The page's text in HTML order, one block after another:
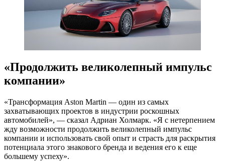
«Продолжить великолепный импульс
компании»
«Трансформация Aston Martin — один из самых
захватывающих проектов в индустрии роскошных
автомобилей», — сказал Адриан Холмарк. «Я с нетерпением
жду возможности продолжить великолепный импульс
компании и использовать свой опыт и страсть для раскрытия
потенциала этого знакового бренда и ведения его к еще
большему успеху».